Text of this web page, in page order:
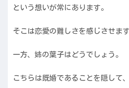
という想いが常にあります。
そこは恋愛の難しさを感じさせます
一方、姉の葉子はどうでしょう。
こちらは既婚であることを隠して